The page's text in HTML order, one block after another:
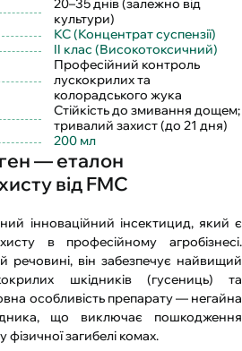
20–35 днів (залежно від
культури)
КС (Концентрат суспензії)
II клас (Високотоксичний)
Професійний контроль
лускокрилих та
колорадського жука
Стійкість до змивання дощем;
тривалий захист (до 21 дня)
200 мл
— еталон
від FMC
інноваційний інсектицид, який є
в професійному агробізнесі.
речовині, він забезпечує найвищий
шкідників (гусениць) та
особливість препарату — негайна
що виключає пошкодження
загибелі комах.